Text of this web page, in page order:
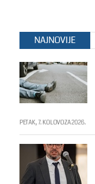
NAJNOVIJE
PETAK, 7. KOLOVOZA 2026.